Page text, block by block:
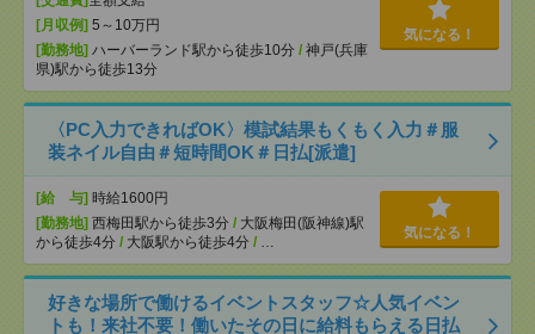
[月収例] 5～10万円
[勤務地] ハーバーランド駅から徒歩10分 / 神戸(兵庫
県)駅から徒歩13分
気になる！
〈PC入力できればOK〉模試結果もくもく入力＃服
装ネイル自由＃短時間OK＃日払[派遣]
[給 与] 時給1600円
[勤務地] 西梅田駅から徒歩3分 / 大阪梅田(阪神線)駅
から徒歩4分 / 大阪駅から徒歩4分 / …
気になる！
好きな場所で働けるイベントスタッフ☆人気イベン
トも！来社不要！働いたその日に給料もらえる日払